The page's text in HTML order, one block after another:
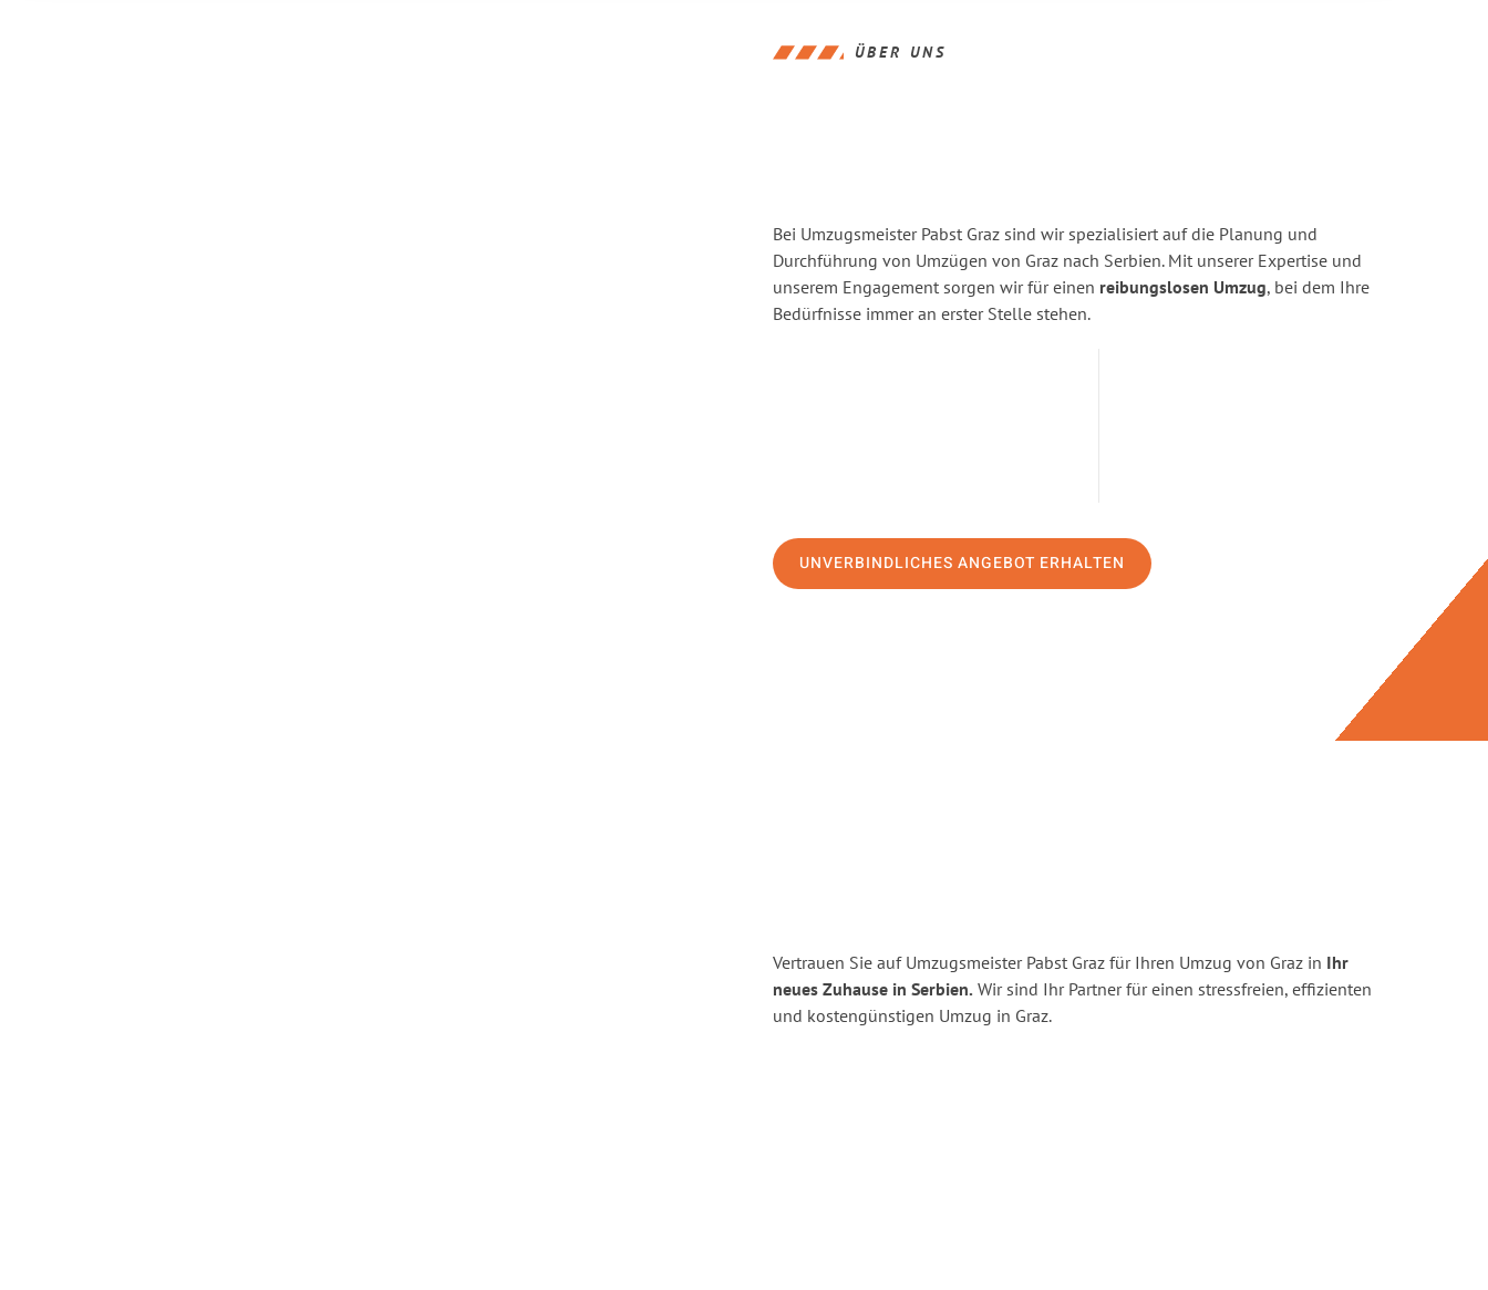
ÜBER UNS
Bei Umzugsmeister Pabst Graz sind wir spezialisiert auf die Planung und
Durchführung von Umzügen von Graz nach Serbien. Mit unserer Expertise und
unserem Engagement sorgen wir für einen reibungslosen Umzug, bei dem Ihre
Bedürfnisse immer an erster Stelle stehen.
UNVERBINDLICHES ANGEBOT ERHALTEN
Vertrauen Sie auf Umzugsmeister Pabst Graz für Ihren Umzug von Graz in Ihr
neues Zuhause in Serbien. Wir sind Ihr Partner für einen stressfreien, effizienten
und kostengünstigen Umzug in Graz.